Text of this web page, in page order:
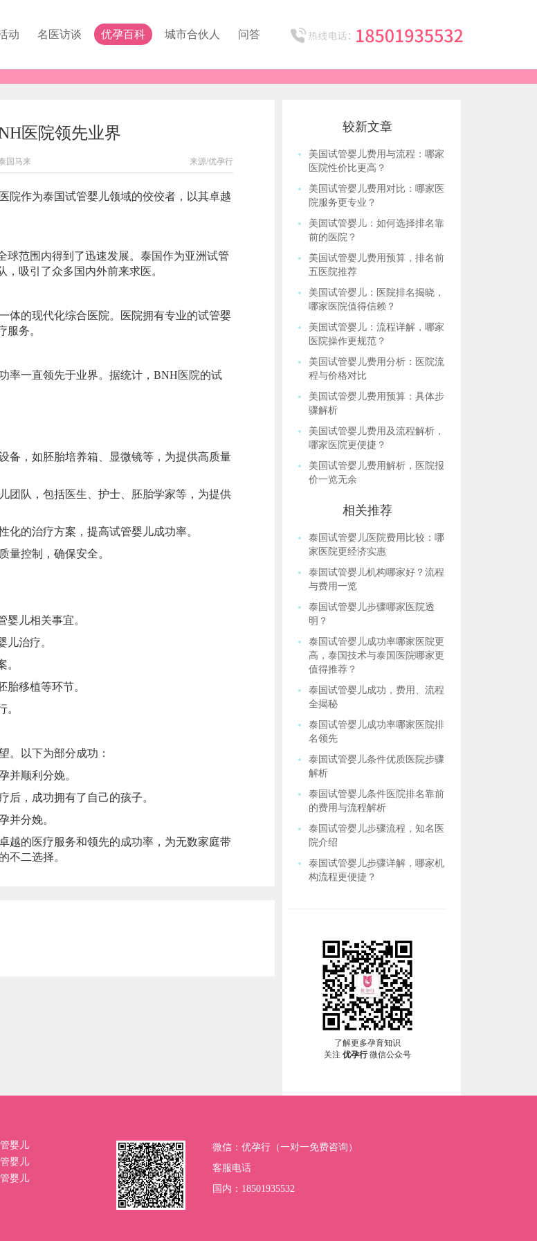
动 名医访谈 优孕百科 城市合伙人 问答
医院领先业界
国马来 来源/优孕行
作为泰国试管婴儿领域的佼佼者，以其卓越
范围内得到了迅速发展。泰国作为亚洲试管
吸引了众多国内外前来求医。
的现代化综合医院。医院拥有专业的试管婴
服务。
一直领先于业界。据统计，BNH医院的试
，如胚胎培养箱、显微镜等，为提供高质量
队，包括医生、护士、胚胎学家等，为提供
的治疗方案，提高试管婴儿成功率。
控制，确保安全。
儿相关事宜。
治疗。
移植等环节。
以下为部分成功：
顺利分娩。
，成功拥有了自己的孩子。
分娩。
的医疗服务和领先的成功率，为无数家庭带
不二选择。
较新文章
美国试管婴儿费用与流程：哪家
医院性价比更高？
美国试管婴儿费用对比：哪家医
院服务更专业？
美国试管婴儿：如何选择排名靠
前的医院？
美国试管婴儿费用预算，排名前
五医院推荐
美国试管婴儿：医院排名揭晓，
哪家医院值得信赖？
美国试管婴儿：流程详解，哪家
医院操作更规范？
美国试管婴儿费用分析：医院流
程与价格对比
美国试管婴儿费用预算：具体步
骤解析
美国试管婴儿费用及流程解析，
哪家医院更便捷？
美国试管婴儿费用解析，医院报
价一览无余
相关推荐
泰国试管婴儿医院费用比较：哪
家医院更经济实惠
泰国试管婴儿机构哪家好？流程
与费用一览
泰国试管婴儿步骤哪家医院透
明？
泰国试管婴儿成功率哪家医院更
高，泰国技术与泰国医院哪家更
值得推荐？
泰国试管婴儿成功，费用、流程
全揭秘
泰国试管婴儿成功率哪家医院排
名领先
泰国试管婴儿条件优质医院步骤
解析
泰国试管婴儿条件医院排名靠前
的费用与流程解析
泰国试管婴儿步骤流程，知名医
院介绍
泰国试管婴儿步骤详解，哪家机
构流程更便捷？
了解更多孕育知识
关注 优孕行微信公众号
婴儿
婴儿
婴儿
微信：优孕行（一对一免费咨询）
客服电话
国内：18501935532